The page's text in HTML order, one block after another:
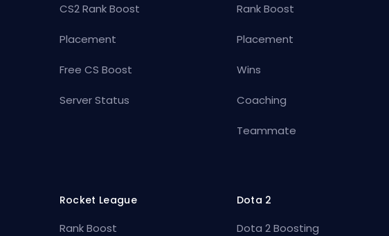
CS2 Rank Boost
Placement
Free CS Boost
Server Status
Rank Boost
Placement
Wins
Coaching
Teammate
Rocket League
Rank Boost
Dota 2
Dota 2 Boosting